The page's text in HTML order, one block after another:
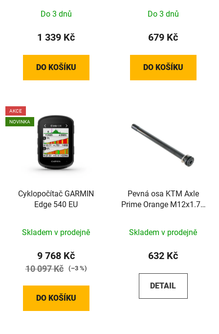
Do 3 dnů
1 339 Kč
DO KOŠÍKU
Do 3 dnů
679 Kč
DO KOŠÍKU
AKCE
NOVINKA
Cyklopočítač GARMIN
Edge 540 EU
Skladem v prodejně
9 768 Kč
10 097 Kč (–3 %)
DO KOŠÍKU
Pevná osa KTM Axle
Prime Orange M12x1.75
Skladem v prodejně
632 Kč
DETAIL